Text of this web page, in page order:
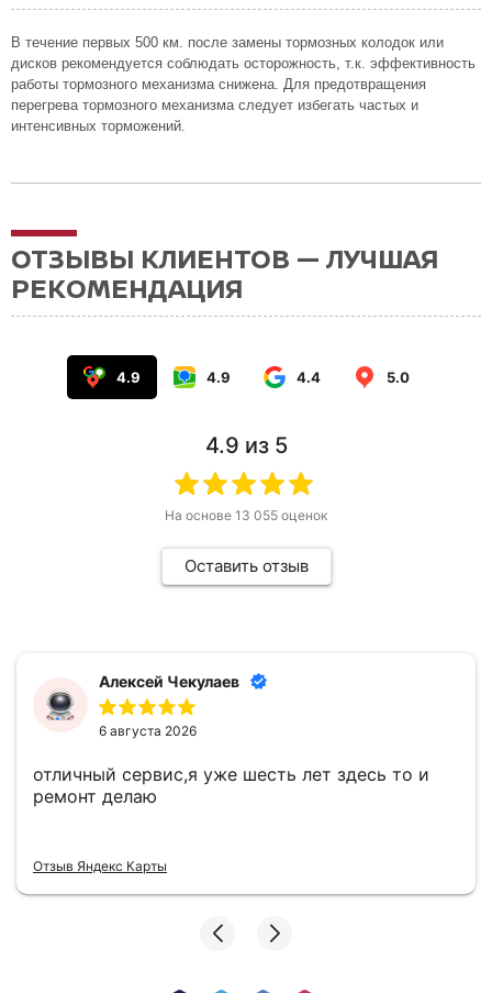
В течение первых 500 км. после замены тормозных колодок или
дисков рекомендуется соблюдать осторожность, т.к. эффективность
работы тормозного механизма снижена. Для предотвращения
перегрева тормозного механизма следует избегать частых и
интенсивных торможений.
ОТЗЫВЫ КЛИЕНТОВ — ЛУЧШАЯ
РЕКОМЕНДАЦИЯ
4.9 4.9 4.4 5.0
4.9 из 5
На основе 13 055 оценок
Оставить отзыв
Алексей Чекулаев
6 августа 2026
отличный сервис,я уже шесть лет здесь то и
ремонт делаю
Отзыв Яндекс Карты